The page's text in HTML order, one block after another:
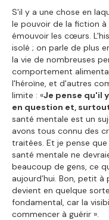
S'il y a une chose en
le pouvoir de la fiction à
émouvoir les cœurs.
isolé ; on parle de plus
la vie de nombreuses
comportement
l'héroïne, et d'autres
limite : «Je pense qu'il
en question et,
santé mentale est un
avons tous connu des
traitées. Et je pense
santé mentale ne
beaucoup de gens, ce
aujourd’hui. Bon, petit
devient en quelque
fondamental, car la
commencer à guérir ».